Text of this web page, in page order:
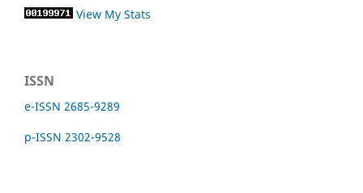
View My Stats
ISSN
e-ISSN 2685-9289
p-ISSN 2302-9528